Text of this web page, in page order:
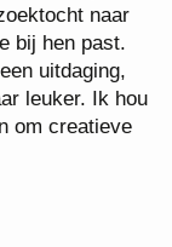
naar
bij hen past.
uitdaging,
leuker. Ik hou
om creatieve